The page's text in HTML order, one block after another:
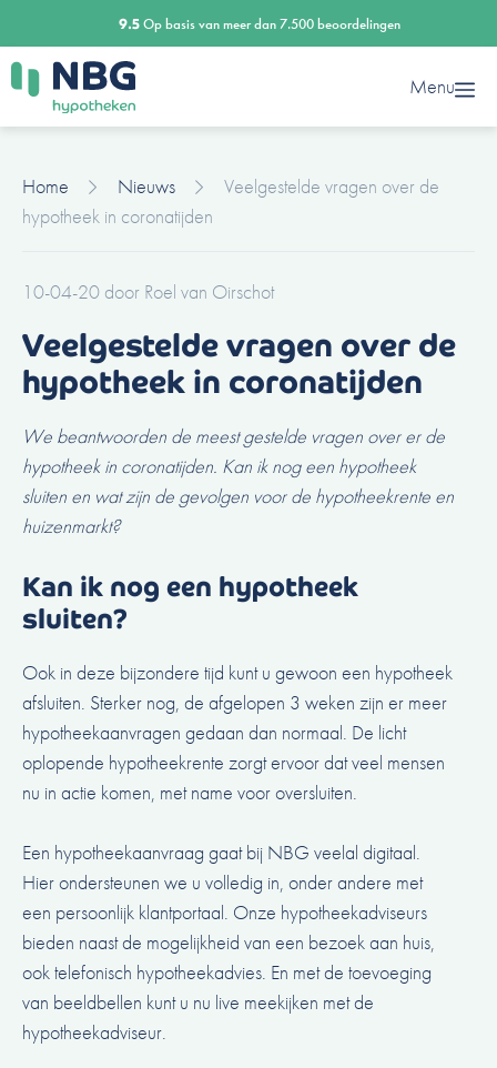
naar
de
inhoud
9.5Op basis van meer dan 7.500 beoordelingen
Menu
Home Nieuws
Veelgestelde vragen over de
hypotheek in coronatijden
10-04-20 door Roel van Oirschot
Veelgestelde vragen over de
hypotheek in coronatijden
We beantwoorden de meest gestelde vragen over er de
hypotheek in coronatijden. Kan ik nog een hypotheek
sluiten en wat zijn de gevolgen voor de hypotheekrente en
huizenmarkt?
Kan ik nog een hypotheek
sluiten?
Ook in deze bijzondere tijd kunt u gewoon een hypotheek
afsluiten. Sterker nog, de afgelopen 3 weken zijn er meer
hypotheekaanvragen gedaan dan normaal. De licht
oplopende hypotheekrente zorgt ervoor dat veel mensen
nu in actie komen, met name voor oversluiten.
Een hypotheekaanvraag gaat bij NBG veelal digitaal.
Hier ondersteunen we u volledig in, onder andere met
een persoonlijk klantportaal. Onze hypotheekadviseurs
bieden naast de mogelijkheid van een bezoek aan huis,
ook telefonisch hypotheekadvies. En met de toevoeging
van beeldbellen kunt u nu live meekijken met de
hypotheekadviseur.